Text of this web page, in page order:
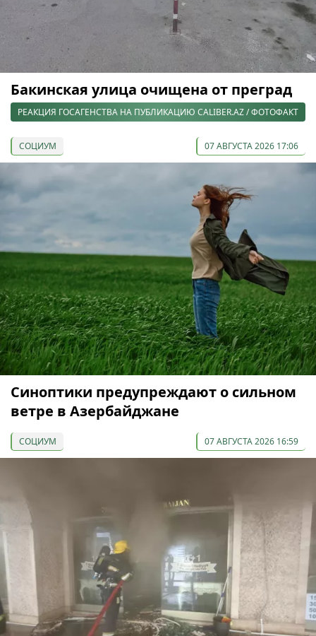
Бакинская улица очищена от преград
РЕАКЦИЯ ГОСАГЕНСТВА НА ПУБЛИКАЦИЮ CALIBER.AZ / ФОТОФАКТ
СОЦИУМ 07 АВГУСТА 2026 17:06
Синоптики предупреждают о сильном
ветре в Азербайджане
СОЦИУМ 07 АВГУСТА 2026 16:59